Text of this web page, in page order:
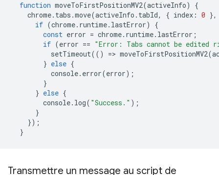
function moveToFirstPositionMV2(activeInfo)
{
chrome. tabs .move(activeInfo . tabId, { index : 0 },
if (chrome. runtime. lastError)
{
const error = chrome. runtime. lastError ;
if (error == "Error: Tabs cannot be edited
setTimeout(() => moveToFirstPositionMV2(
} else {
console. error(error);
}
} else {
console. log( "Success." );
}
});
}
Transmettre un message au script de